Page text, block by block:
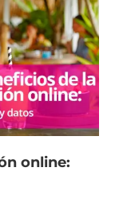
online: